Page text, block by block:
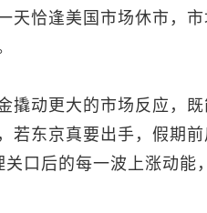
天恰逢美国市场休市，
撬动更大的市场反应，
若东京真要出手，假期
口后的每一波上涨动能